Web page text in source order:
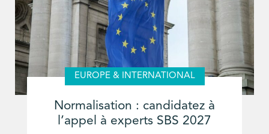
EUROPE & INTERNATIONAL
Normalisation : candidatez à
l’appel à experts SBS 2027